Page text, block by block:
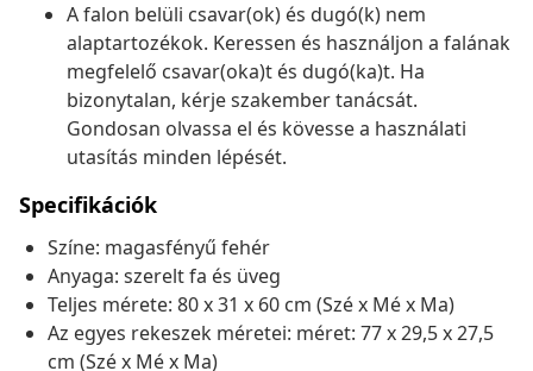
A falon belüli csavar(ok) és dugó(k) nem
alaptartozékok. Keressen és használjon a falának
megfelelő csavar(oka)t és dugó(ka)t. Ha
bizonytalan, kérje szakember tanácsát.
Gondosan olvassa el és kövesse a használati
utasítás minden lépését.
Specifikációk
Színe: magasfényű fehér
Anyaga: szerelt fa és üveg
Teljes mérete: 80 x 31 x 60 cm (Szé x Mé x Ma)
Az egyes rekeszek méretei: méret: 77 x 29,5 x 27,5
cm (Szé x Mé x Ma)